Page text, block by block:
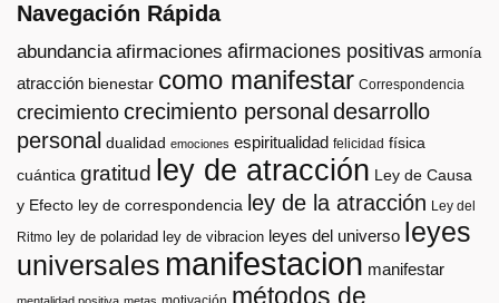
Navegación Rápida
abundancia afirmaciones afirmaciones positivas armonía
atracción bienestar como manifestar Correspondencia
crecimiento crecimiento personal desarrollo
personal dualidad emociones espiritualidad felicidad física
cuántica gratitud ley de atracción Ley de Causa
y Efecto ley de correspondencia ley de la atracción Ley del
Ritmo ley de polaridad ley de vibracion leyes del universo
leyes
universales manifestacion manifestar
métodos de